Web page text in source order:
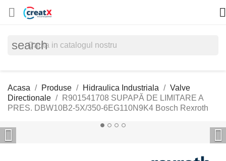
 
search
Acasa Produse Hidraulica Industriala
Valve
Directionale
R901541708 SUPAPĂ DE LIMITARE A
PRES. DBW10B2-5X/350-6EG110N9K4 Bosch Rexroth
 